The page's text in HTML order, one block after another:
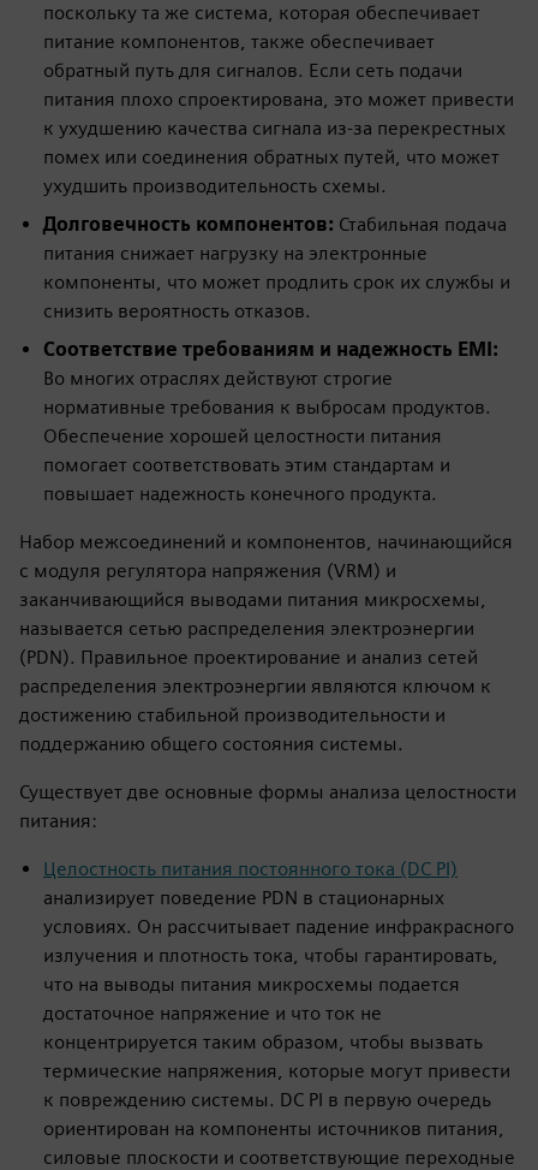
поскольку та же система, которая обеспечивает
питание компонентов, также обеспечивает
обратный путь для сигналов. Если сеть подачи
питания плохо спроектирована, это может привести
к ухудшению качества сигнала из-за перекрестных
помех или соединения обратных путей, что может
ухудшить производительность схемы.
Долговечность компонентов: Стабильная подача
питания снижает нагрузку на электронные
компоненты, что может продлить срок их службы и
снизить вероятность отказов.
Соответствие требованиям и надежность EMI:
Во многих отраслях действуют строгие
нормативные требования к выбросам продуктов.
Обеспечение хорошей целостности питания
помогает соответствовать этим стандартам и
повышает надежность конечного продукта.
Набор межсоединений и компонентов, начинающийся
с модуля регулятора напряжения (VRM) и
заканчивающийся выводами питания микросхемы,
называется сетью распределения электроэнергии
(PDN). Правильное проектирование и анализ сетей
распределения электроэнергии являются ключом к
достижению стабильной производительности и
поддержанию общего состояния системы.
Существует две основные формы анализа целостности
питания:
Целостность питания постоянного тока (DC PI)
анализирует поведение PDN в стационарных
условиях. Он рассчитывает падение инфракрасного
излучения и плотность тока, чтобы гарантировать,
что на выводы питания микросхемы подается
достаточное напряжение и что ток не
концентрируется таким образом, чтобы вызвать
термические напряжения, которые могут привести
к повреждению системы. DC PI в первую очередь
ориентирован на компоненты источников питания,
силовые плоскости и соответствующие переходные